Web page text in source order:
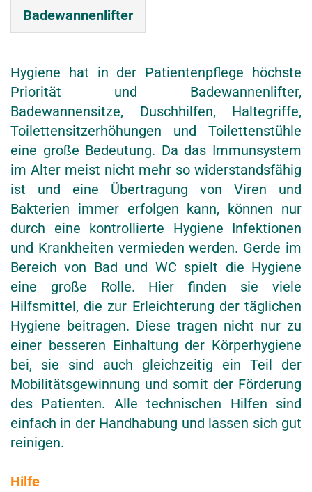
Badewannenlifter
Hygiene hat in der Patientenpflege höchste
Priorität und Badewannenlifter,
Badewannensitze, Duschhilfen, Haltegriffe,
Toilettensitzerhöhungen und Toilettenstühle
eine große Bedeutung. Da das Immunsystem
im Alter meist nicht mehr so widerstandsfähig
ist und eine Übertragung von Viren und
Bakterien immer erfolgen kann, können nur
durch eine kontrollierte Hygiene Infektionen
und Krankheiten vermieden werden. Gerde im
Bereich von Bad und WC spielt die Hygiene
eine große Rolle. Hier finden sie viele
Hilfsmittel, die zur Erleichterung der täglichen
Hygiene beitragen. Diese tragen nicht nur zu
einer besseren Einhaltung der Körperhygiene
bei, sie sind auch gleichzeitig ein Teil der
Mobilitätsgewinnung und somit der Förderung
des Patienten. Alle technischen Hilfen sind
einfach in der Handhabung und lassen sich gut
reinigen.
Hilfe